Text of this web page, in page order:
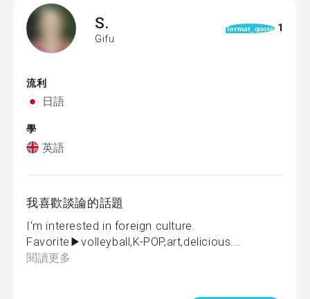
S.
Gifu
format_quote 1
流利
日語
學
英語
我喜歡談論的話題
I'm interested in foreign culture.
Favorite▶︎volleyball,K-POP,art,delicious...
閱讀更多